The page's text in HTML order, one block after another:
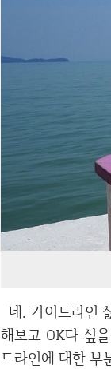
네. 가이드라인 싫은거 맞습니다. 그래서 관심사 카테고리의 협찬일 경우에만 가이드라인을 한번 확인
해보고 OK다 싶
드라인에 대한 부